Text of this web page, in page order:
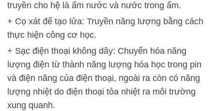
truyền cho hệ là ấm nước và nước trong ấm.
+ Cọ xát để tạo lửa: Truyền năng lượng bằng cách
thực hiện công cơ học.
+ Sạc điện thoại không dây: Chuyển hóa năng
lượng điện từ thành năng lượng hóa học trong pin
và điện năng của điện thoại, ngoài ra còn có năng
lượng nhiệt do điện thoại tỏa nhiệt ra môi trường
xung quanh.